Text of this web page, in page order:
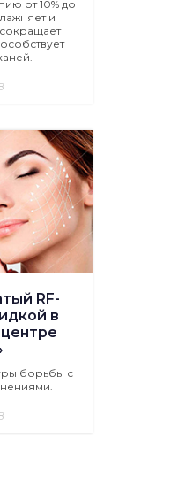
от 10% до
и
RF-
в
борьбы с